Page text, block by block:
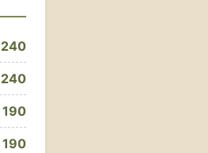
240
240
190
190